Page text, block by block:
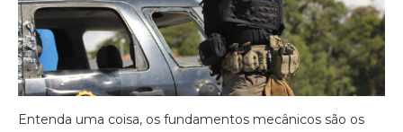
Entenda uma coisa, os fundamentos mecânicos são os